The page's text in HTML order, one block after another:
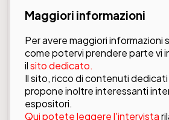
Maggiori informazioni
Per avere maggiori informazioni
come potervi prendere parte vi
ilsito dedicato.
Il sito, ricco di contenuti
propone inoltre interessanti
espositori.
Qui potete leggere l'intervista